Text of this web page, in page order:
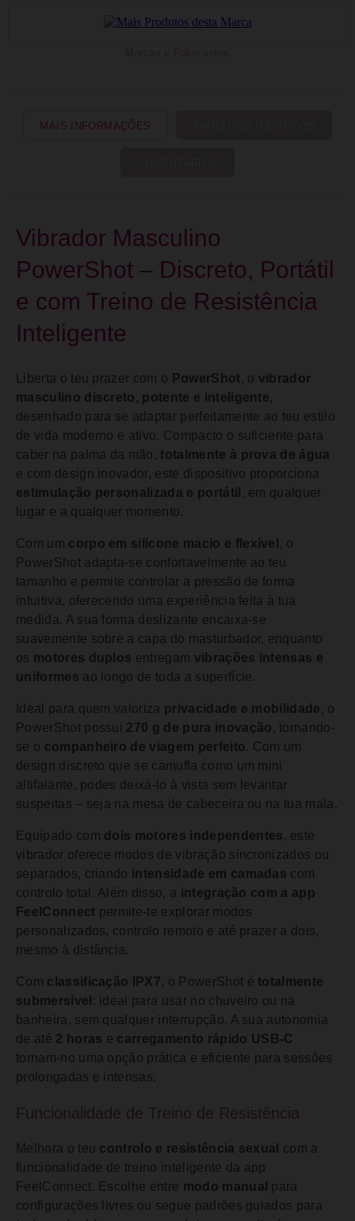
MAIS INFORMAÇÕES
Vibrador Masculino
PowerShot – Discreto, Portátil
e com Treino de Resistência
Inteligente
Liberta o teu prazer com o PowerShot, o vibrador
masculino discreto, potente e inteligente,
desenhado para se adaptar perfeitamente ao teu estilo
de vida moderno e ativo. Compacto o suficiente para
caber na palma da mão, totalmente à prova de água
e com design inovador, este dispositivo proporciona
estimulação personalizada e portátil , em qualquer
lugar e a qualquer momento.
Com um corpo em silicone macio e flexível , o
PowerShot adapta-se confortavelmente ao teu
tamanho e permite controlar a pressão de forma
intuitiva, oferecendo uma experiência feita à tua
medida. A sua forma deslizante encaixa-se
suavemente sobre a capa do masturbador, enquanto
os motores duplos entregam vibrações intensas e
uniformes ao longo de toda a superfície.
Ideal para quem valoriza privacidade e mobilidade , o
PowerShot possui 270 g de pura inovação , tornando-
se o companheiro de viagem perfeito. Com um
design discreto que se camufla como um mini
altifalante, podes deixá-lo à vista sem levantar
suspeitas – seja na mesa de cabeceira ou na tua mala.
Equipado com dois motores independentes , este
vibrador oferece modos de vibração sincronizados ou
separados, criando intensidade em camadas com
controlo total. Além disso, a integração com a app
FeelConnect permite-te explorar modos
personalizados, controlo remoto e até prazer a dois,
mesmo à distância.
Com classificação IPX7, o PowerShot é totalmente
submersível : ideal para usar no chuveiro ou na
banheira, sem qualquer interrupção. A sua autonomia
de até 2 horas e carregamento rápido USB-C
tornam-no uma opção prática e eficiente para sessões
prolongadas e intensas.
Funcionalidade de Treino de Resistência
Melhora o teu controlo e resistência sexual
com a
funcionalidade de treino inteligente da app
FeelConnect. Escolhe entre modo manual para
configurações livres ou segue padrões guiados para